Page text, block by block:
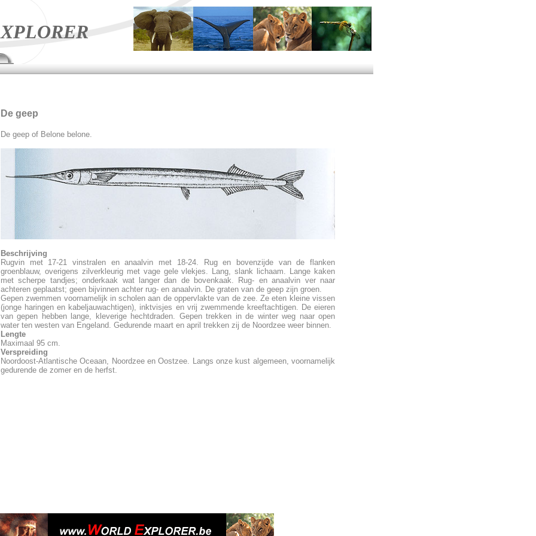
XPLORER
De geep
De geep of Belone belone.
Beschrijving
Rugvin met 17-21 vinstralen en anaalvin met 18-24. Rug en bovenzijde van de flanken
groenblauw, overigens zilverkleurig met vage gele vlekjes. Lang, slank lichaam. Lange kaken
met scherpe tandjes; onderkaak wat langer dan de bovenkaak. Rug- en anaalvin ver naar
achteren geplaatst; geen bijvinnen achter rug- en anaalvin. De graten van de geep zijn groen.
Gepen zwemmen voornamelijk in scholen aan de oppervlakte van de zee. Ze eten kleine vissen
(jonge haringen en kabeljauwachtigen), inktvisjes en vrij zwemmende kreeftachtigen. De eieren
van gepen hebben lange, kleverige hechtdraden. Gepen trekken in de winter weg naar open
water ten westen van Engeland. Gedurende maart en april trekken zij de Noordzee weer binnen.
Lengte
Maximaal 95 cm.
Verspreiding
Noordoost-Atlantische Oceaan, Noordzee en Oostzee. Langs onze kust algemeen, voornamelijk
gedurende de zomer en de herfst.